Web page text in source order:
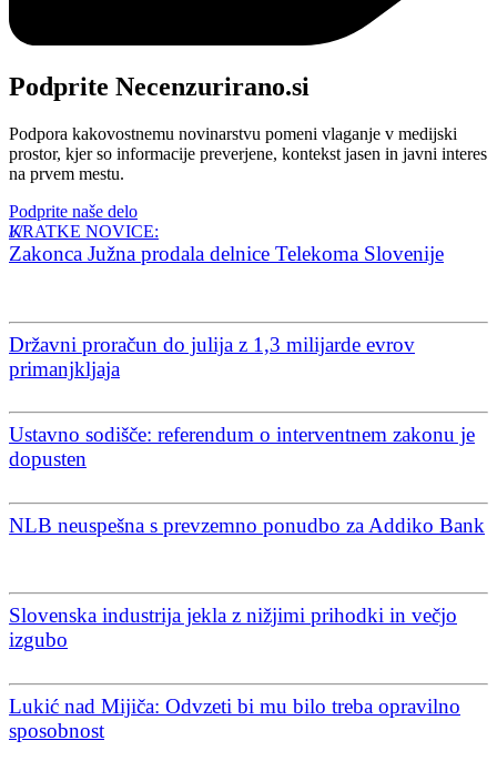
Podprite Necenzurirano.si
Podpora kakovostnemu novinarstvu pomeni vlaganje v medijski
prostor, kjer so informacije preverjene, kontekst jasen in javni interes
na prvem mestu.
Podprite naše delo
KRATKE NOVICE:
Zakonca Južna prodala delnice Telekoma Slovenije
Državni proračun do julija z 1,3 milijarde evrov
primanjkljaja
Ustavno sodišče: referendum o interventnem zakonu je
dopusten
NLB neuspešna s prevzemno ponudbo za Addiko Bank
Slovenska industrija jekla z nižjimi prihodki in večjo
izgubo
Lukić nad Mijiča: Odvzeti bi mu bilo treba opravilno
sposobnost